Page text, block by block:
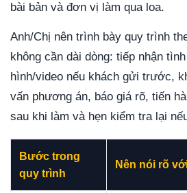
bài bản và đơn vị làm qua loa.
Anh/Chị nên trình bày quy trình
không cần dài dòng: tiếp nhận
hình/video nếu khách gửi trước,
vấn phương án, báo giá rõ, tiến
sau khi làm và hẹn kiểm tra lại
Bước trong
quy trình
Nên nói rõ